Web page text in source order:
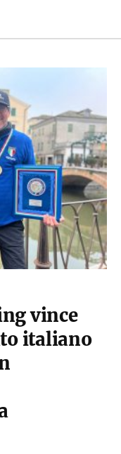
vince
italiano